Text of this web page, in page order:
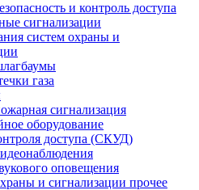
и контроль доступа
сигнализации
систем охраны и
газа
сигнализация
оборудование
доступа (СКУД)
оповещения
и сигнализации прочее